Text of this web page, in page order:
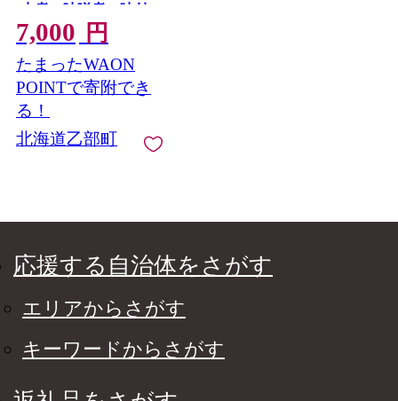
(水煮・味噌煮・味付
各1缶)】＜ さば缶 サ
バ缶 190g 北海道 国産
北海道産 道産 釧之助
のさば缶 水煮 味噌煮
味付 みそ 醤油 鯖缶 缶
詰 缶詰め 魚介 魚介類
海産物 非常食 常温 保
7,000 円
たまったWAON
POINTで寄附でき
る！
北海道乙部町
応援する自治体をさがす
エリアからさがす
キーワードからさがす